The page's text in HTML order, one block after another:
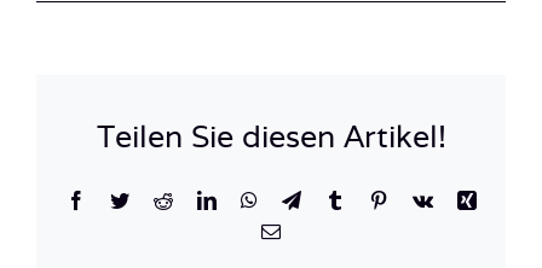
Teilen Sie diesen Artikel!
Facebook
TwitterRedditLinkedInWhatsApp
TelegramTumblrPinterest
Vk
Xing
E-